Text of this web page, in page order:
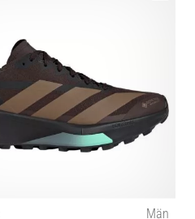
Män